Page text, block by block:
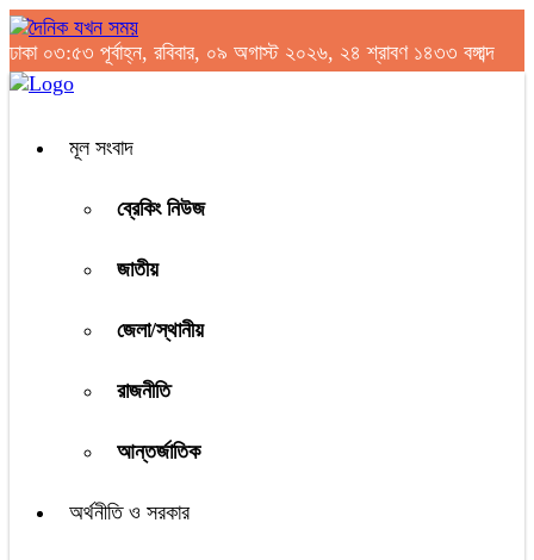
ঢাকা ০৩:৫৩ পূর্বাহ্ন, রবিবার, ০৯ অগাস্ট ২০২৬, ২৪ শ্রাবণ ১৪৩৩ বঙ্গাব্দ
মূল সংবাদ
ব্রেকিং নিউজ
জাতীয়
জেলা/স্থানীয়
রাজনীতি
আন্তর্জাতিক
অর্থনীতি ও সরকার